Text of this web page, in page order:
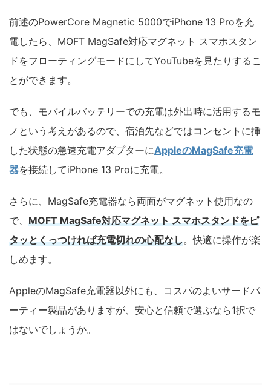
前述のPowerCore Magnetic 5000でiPhone 13 Proを充
電したら、MOFT MagSafe対応マグネット スマホスタン
ドをフローティングモードにしてYouTubeを見たりするこ
とができます。
でも、モバイルバッテリーでの充電は外出時に活用するモ
ノという考えがあるので、宿泊先などではコンセントに挿
した状態の急速充電アダプターにAppleのMagSafe充電
器を接続してiPhone 13 Proに充電。
さらに、MagSafe充電器なら両面がマグネット使用なの
で、 MOFT MagSafe対応マグネット スマホスタンドをピ
タッとくっつければ充電切れの心配なし。快適に操作が楽
しめます。
AppleのMagSafe充電器以外にも、コスパのよいサードパ
ーティー製品がありますが、安心と信頼で選ぶなら1択で
はないでしょうか。